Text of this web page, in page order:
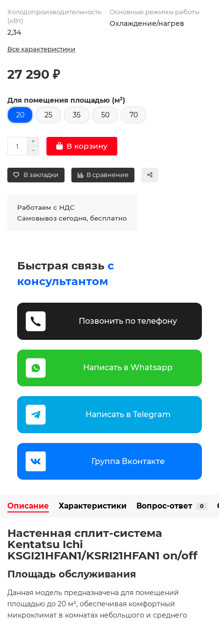
Холодопроизводительность
(кВт)
2,34
Основные режимы работы
Охлаждение/нагрев
Все характеристики
27 290 ₽
Для помещения площадью (м²)
20
25 35 50 70
В корзину
В закладки В сравнение
Работаем с НДС
Самовывоз сегодня, бесплатно
Быстрая связь с
консультантом
Позвонить по телефону
Написать в Whatsapp
Написать в Telegram
Группа Вконтакте
Описание Характеристики Вопрос-ответ 0
Настенная сплит-система
Kentatsu Ichi
KSGI21HFAN1/KSRI21HFAN1 on/off
Площадь обслуживания
Данная модель предназначена для помещений
площадью до 20 м², обеспечивая комфортный
микроклимат в комнатах небольшого и среднего